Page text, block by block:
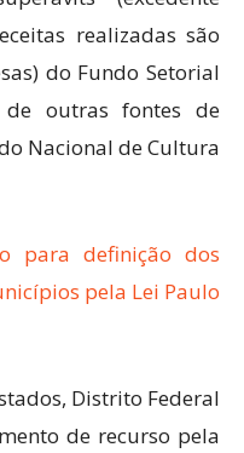
realizadas são
do Fundo Setorial
de outras fontes de
Nacional de Cultura
para definição dos
pela Lei Paulo
Distrito Federal
de recurso pela